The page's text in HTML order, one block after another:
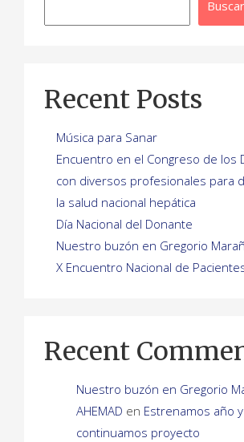
Buscar
Recent Posts
Música para Sanar
Encuentro en el Congreso de los
con diversos profesionales para
la salud nacional hepática
Día Nacional del Donante
Nuestro buzón en Gregorio
X Encuentro Nacional de
Recent
Nuestro buzón en Gregorio
AHEMAD en Estrenamos año y
continuamos proyecto